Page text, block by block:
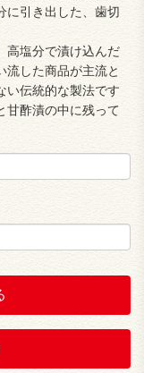
に引き出した、歯切
高塩分で漬け込んだ
流した商品が主流と
い伝統的な製法です
甘酢漬の中に残って